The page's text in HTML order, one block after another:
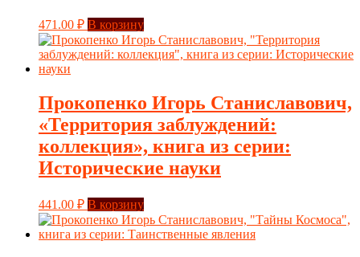
471.00 ₽ В корзину
Прокопенко Игорь Станиславович,
«Территория заблуждений:
коллекция», книга из серии:
Исторические науки
441.00 ₽ В корзину